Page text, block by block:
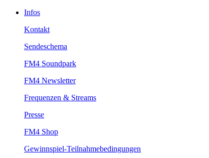
Infos
Kontakt
Sendeschema
FM4Soundpark
FM4Newsletter
Frequenzen&Streams
Presse
FM4Shop
Gewinnspiel-Teilnahmebedingungen